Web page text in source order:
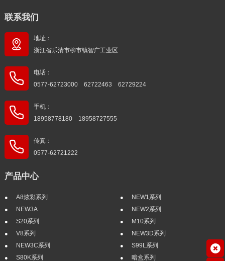
联系我们
地址：
浙江省乐清市柳市镇智广工业区
电话：
0577-62723000 62722463 62729224
手机：
18958778180 18958727555
传真：
0577-62721222
产品中心
A8炫彩系列
NEW1系列
NEW3A
NEW2系列
S20系列
M10系列
V8系列
NEW3D系列
NEW3C系列
S99L系列
S80K系列
暗盒系列